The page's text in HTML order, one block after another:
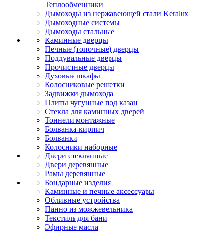
Теплообменники
Дымоходы из нержавеющей стали Keralux
Дымоходные системы
Дымоходы стальные
Каминные дверцы
Печные (топочные) дверцы
Поддувальные дверцы
Прочистные дверцы
Духовые шкафы
Колосниковые решетки
Задвижки дымохода
Плиты чугунные под казан
Стекла для каминных дверей
Тоннели монтажные
Болванка-кирпич
Болванки
Колосники наборные
Двери стеклянные
Двери деревянные
Рамы деревянные
Бондарные изделия
Каминные и печные аксессуары
Обливные устройства
Панно из можжевельника
Текстиль для бани
Эфирные масла